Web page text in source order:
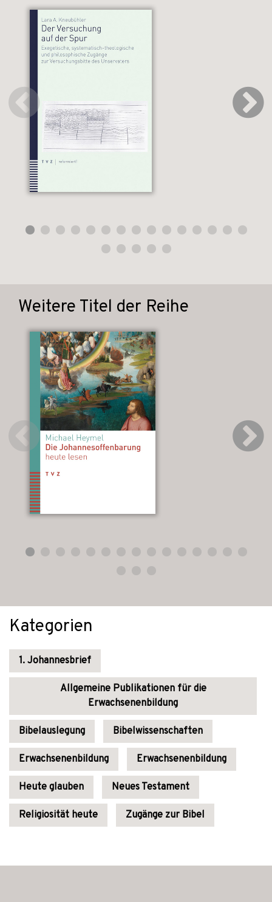
Weitere Titel der Reihe
Kategorien
1. Johannesbrief
Allgemeine Publikationen für die
Erwachsenenbildung
Bibelauslegung Bibelwissenschaften
Erwachsenenbildung Erwachsenenbildung
Heute glauben Neues Testament
Religiosität heute Zugänge zur Bibel